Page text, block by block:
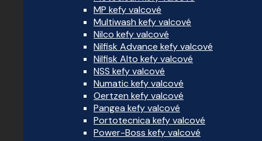
MP kefy valcové
Multiwash kefy valcové
Nilco kefy valcové
Nilfisk Advance kefy valcové
Nilfisk Alto kefy valcové
NSS kefy valcové
Numatic kefy valcové
Oertzen kefy valcové
Pangea kefy valcové
Portotecnica kefy valcové
Power-Boss kefy valcové